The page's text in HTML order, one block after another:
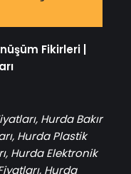
Fikirleri|
, Hurda Bakır
, Hurda Plastik
, Hurda Elektronik
,Hurda